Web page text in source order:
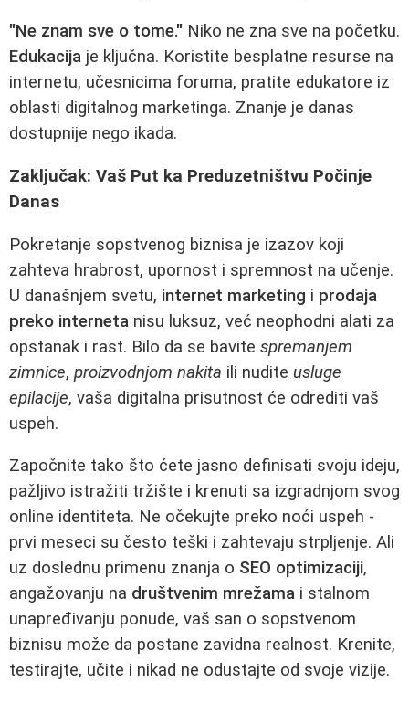
"Ne znam sve o tome." Niko ne zna sve na početku.
Edukacija je ključna. Koristite besplatne resurse na
internetu, učesnicima foruma, pratite edukatore iz
oblasti digitalnog marketinga. Znanje je danas
dostupnije nego ikada.
Zaključak: Vaš Put ka Preduzetništvu Počinje
Danas
Pokretanje sopstvenog biznisa je izazov koji
zahteva hrabrost, upornost i spremnost na učenje.
U današnjem svetu, internet marketing i prodaja
preko interneta nisu luksuz, već neophodni alati za
opstanak i rast. Bilo da se bavite spremanjem
zimnice, proizvodnjom nakita ili nudite usluge
epilacije, vaša digitalna prisutnost će odrediti vaš
uspeh.
Započnite tako što ćete jasno definisati svoju ideju,
pažljivo istražiti tržište i krenuti sa izgradnjom svog
online identiteta. Ne očekujte preko noći uspeh -
prvi meseci su često teški i zahtevaju strpljenje. Ali
uz doslednu primenu znanja o SEO optimizaciji,
angažovanju na društvenim mrežama i stalnom
unapređivanju ponude, vaš san o sopstvenom
biznisu može da postane zavidna realnost. Krenite,
testirajte, učite i nikad ne odustajte od svoje vizije.